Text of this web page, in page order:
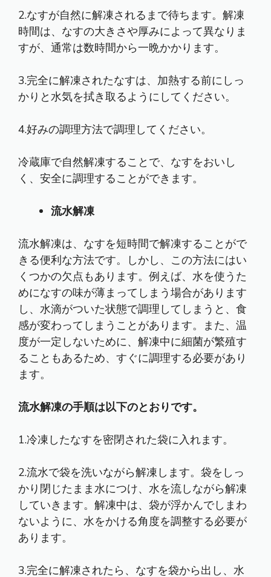
2.なすが自然に解凍されるまで待ちます。解凍
時間は、なすの大きさや厚みによって異なりま
すが、通常は数時間から一晩かかります。
3.完全に解凍されたなすは、加熱する前にしっ
かりと水気を拭き取るようにしてください。
4.好みの調理方法で調理してください。
冷蔵庫で自然解凍することで、なすをおいし
く、安全に調理することができます。
流水解凍
流水解凍は、なすを短時間で解凍することがで
きる便利な方法です。しかし、この方法にはい
くつかの欠点もあります。例えば、水を使うた
めになすの味が薄まってしまう場合があります
し、水滴がついた状態で調理してしまうと、食
感が変わってしまうことがあります。また、温
度が一定しないために、解凍中に細菌が繁殖す
ることもあるため、すぐに調理する必要があり
ます。
流水解凍の手順は以下のとおりです。
1.冷凍したなすを密閉された袋に入れます。
2.流水で袋を洗いながら解凍します。袋をしっ
かり閉じたまま水につけ、水を流しながら解凍
していきます。解凍中は、袋が浮かんでしまわ
ないように、水をかける角度を調整する必要が
あります。
3.完全に解凍されたら、なすを袋から出し、水